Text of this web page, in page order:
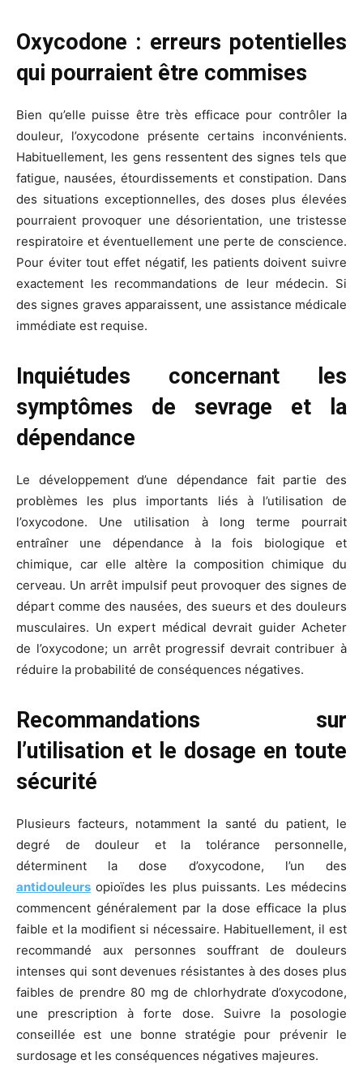
Oxycodone : erreurs potentielles
qui pourraient être commises
Bien qu’elle puisse être très efficace pour contrôler la
douleur, l’oxycodone présente certains inconvénients.
Habituellement, les gens ressentent des signes tels que
fatigue, nausées, étourdissements et constipation. Dans
des situations exceptionnelles, des doses plus élevées
pourraient provoquer une désorientation, une tristesse
respiratoire et éventuellement une perte de conscience.
Pour éviter tout effet négatif, les patients doivent suivre
exactement les recommandations de leur médecin. Si
des signes graves apparaissent, une assistance médicale
immédiate est requise.
Inquiétudes concernant les
symptômes de sevrage et la
dépendance
Le développement d’une dépendance fait partie des
problèmes les plus importants liés à l’utilisation de
l’oxycodone. Une utilisation à long terme pourrait
entraîner une dépendance à la fois biologique et
chimique, car elle altère la composition chimique du
cerveau. Un arrêt impulsif peut provoquer des signes de
départ comme des nausées, des sueurs et des douleurs
musculaires. Un expert médical devrait guider Acheter
de l’oxycodone; un arrêt progressif devrait contribuer à
réduire la probabilité de conséquences négatives.
Recommandations sur
l’utilisation et le dosage en toute
sécurité
Plusieurs facteurs, notamment la santé du patient, le
degré de douleur et la tolérance personnelle,
déterminent la dose d’oxycodone, l’un des
antidouleurs opioïdes les plus puissants. Les médecins
commencent généralement par la dose efficace la plus
faible et la modifient si nécessaire. Habituellement, il est
recommandé aux personnes souffrant de douleurs
intenses qui sont devenues résistantes à des doses plus
faibles de prendre 80 mg de chlorhydrate d’oxycodone,
une prescription à forte dose. Suivre la posologie
conseillée est une bonne stratégie pour prévenir le
surdosage et les conséquences négatives majeures.